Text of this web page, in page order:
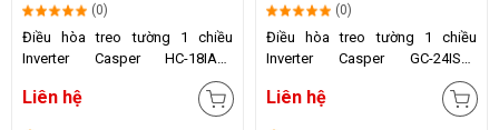
(0)
Điều hòa treo tường 1 chiều
Inverter Casper HC-18IA32
Liên hệ
(0)
Điều hòa treo tường 1 chiều
Inverter Casper GC-24IS33
Liên hệ